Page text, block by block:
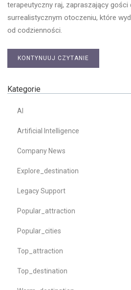
terapeutyczny raj, zapraszający gości
surrealistycznym otoczeniu, które
od codzienności.
KONTYNUUJ CZYTANIE
Kategorie
AI
Artificial Intelligence
Company News
Explore_destination
Legacy Support
Popular_attraction
Popular_cities
Top_attraction
Top_destination